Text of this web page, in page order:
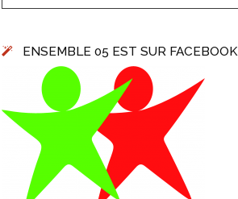
ENSEMBLE 05 EST SUR FACEBOOK